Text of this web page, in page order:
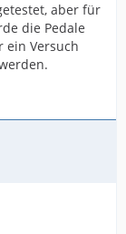
aber für
die Pedale
ein Versuch